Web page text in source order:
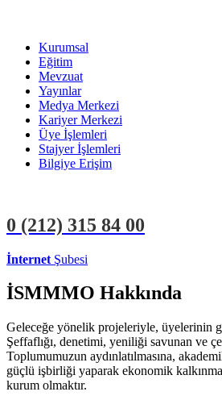
Kurumsal
Eğitim
Mevzuat
Yayınlar
Medya Merkezi
Kariyer Merkezi
Üye İşlemleri
Stajyer İşlemleri
Bilgiye Erişim
0 (212) 315 84 00
İnternet Şubesi
İSMMMO Hakkında
Geleceğe yönelik projeleriyle, üyelerinin
Şeffaflığı, denetimi, yeniliği savunan ve
Toplumumuzun aydınlatılmasına,
güçlü işbirliği yaparak ekonomik
kurum olmaktır.